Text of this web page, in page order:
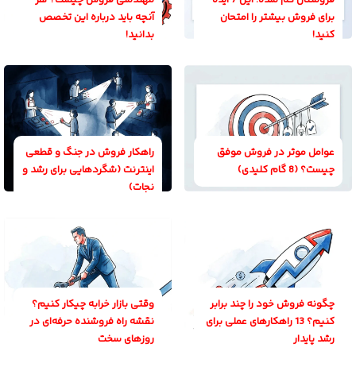
برای فروش بیشتر را امتحان
کنید!
آنچه باید درباره این تخصص
بدانید!
عوامل موثر در فروش موفق
چیست؟ (8 گام کلیدی)
راهکار فروش در جنگ و قطعی
اینترنت (شگردهایی برای رشد و
نجات)
چگونه فروش خود را چند برابر
کنیم؟ 13 راهکارهای عملی برای
رشد پایدار
وقتی بازار خرابه چیکار کنیم؟
نقشه راه فروشنده حرفه‌ای در
روزهای سخت